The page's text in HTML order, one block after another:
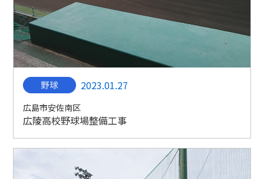
2023.01.27
広島市安佐南区
広陵高校野球場整備工事